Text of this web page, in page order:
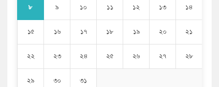
৮ ৯ ১০ ১১ ১২ ১৩ ১৪
১৫ ১৬ ১৭ ১৮ ১৯ ২০ ২১
২২ ২৩ ২৪ ২৫ ২৬ ২৭ ২৮
২৯ ৩০ ৩১